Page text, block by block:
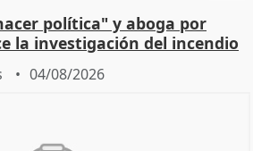
política" y aboga por
la investigación del incendio
04/08/2026